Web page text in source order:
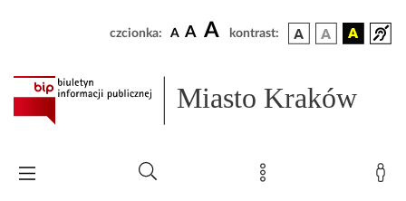
czcionka: A A A kontrast:
Miasto Kraków